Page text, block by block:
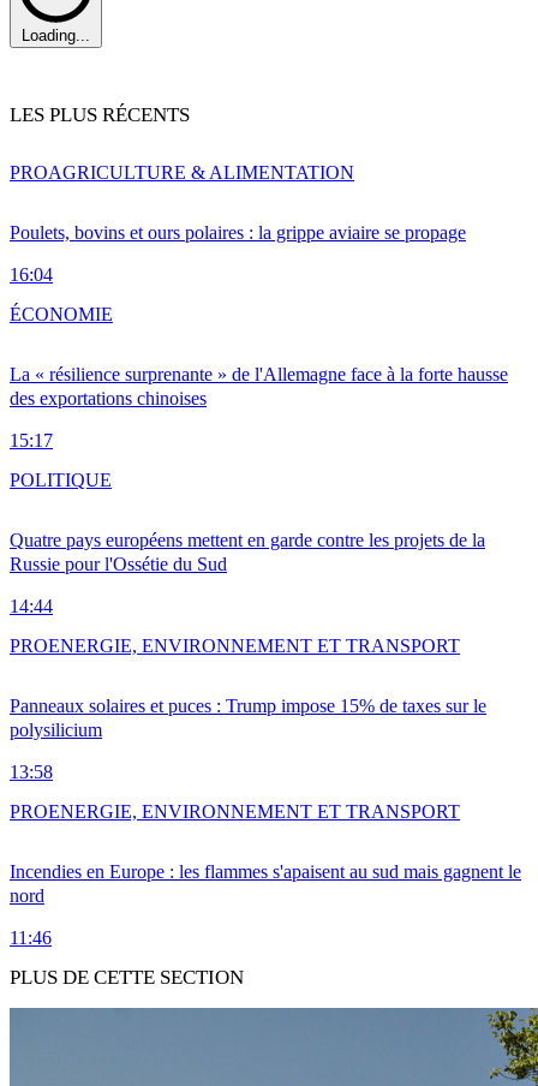
Loading...
LES PLUS RÉCENTS
Poulets, bovins et ours polaires : la grippe aviaire se propage
16:04
PROAGRICULTURE & ALIMENTATION
La « résilience surprenante » de l'Allemagne face à la forte hausse
des exportations chinoises
15:17
ÉCONOMIE
Quatre pays européens mettent en garde contre les projets de la
Russie pour l'Ossétie du Sud
14:44
POLITIQUE
Panneaux solaires et puces : Trump impose 15% de taxes sur le
polysilicium
13:58
PROENERGIE, ENVIRONNEMENT ET TRANSPORT
Incendies en Europe : les flammes s'apaisent au sud mais gagnent le
nord
11:46
PROENERGIE, ENVIRONNEMENT ET TRANSPORT
PLUS DE CETTE SECTION